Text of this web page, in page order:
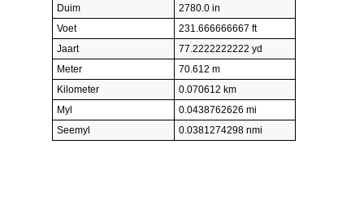
Duim
2780.0 in
Voet
231.666666667 ft
Jaart
77.2222222222 yd
Meter
70.612 m
Kilometer
0.070612 km
Myl
0.0438762626 mi
Seemyl
0.0381274298 nmi